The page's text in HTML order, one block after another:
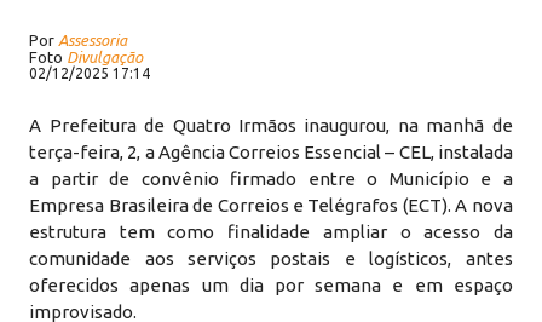
Por Assessoria
Foto Divulgação
02/12/2025 17:14
A Prefeitura de Quatro Irmãos inaugurou, na manhã de
terça-feira, 2, a Agência Correios Essencial – CEL, instalada
a partir de convênio firmado entre o Município e a
Empresa Brasileira de Correios e Telégrafos (ECT). A nova
estrutura tem como finalidade ampliar o acesso da
comunidade aos serviços postais e logísticos, antes
oferecidos apenas um dia por semana e em espaço
improvisado.